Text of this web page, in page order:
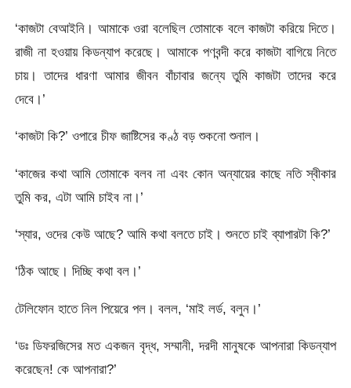
‘কাজটা বেআইনি। আমাকে ওরা বলেছিল তোমাকে বলে কাজটা করিয়ে দিতে।
রাজী না হওয়ায় কিডন্যাপ করেছে। আমাকে পণবন্দী করে কাজটা বাগিয়ে নিতে
চায়। তাদের ধারণা আমার জীবন বাঁচাবার জন্যে তুমি কাজটা তাদের করে
দেবে।’
‘কাজটা কি?’ ওপারে চীফ জাষ্টিসের কণ্ঠ বড় শুকনো শুনাল।
‘কাজের কথা আমি তোমাকে বলব না এবং কোন অন্যায়ের কাছে নতি স্বীকার
তুমি কর, এটা আমি চাইব না।’
‘স্যার, ওদের কেউ আছে? আমি কথা বলতে চাই। শুনতে চাই ব্যাপারটা কি?’
‘ঠিক আছে। দিচ্ছি কথা বল।’
টেলিফোন হাতে নিল পিয়েরে পল। বলল, ‘মাই লর্ড, বলুন।’
‘ডঃ ডিফরজিসের মত একজন বৃদ্ধ, সম্মানী, দরদী মানুষকে আপনারা কিডন্যাপ
করেছেন! কে আপনারা?’